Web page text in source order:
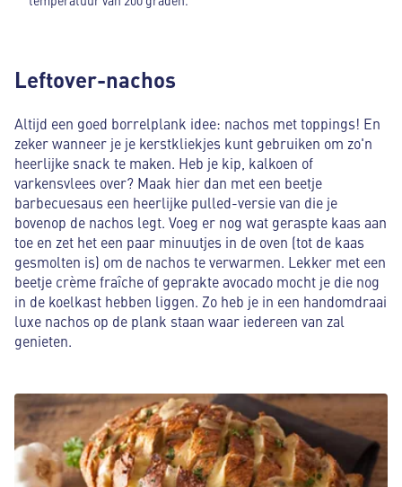
Leftover-nachos
Altijd een goed borrelplank idee: nachos met toppings! En
zeker wanneer je je kerstkliekjes kunt gebruiken om zo'n
heerlijke snack te maken. Heb je kip, kalkoen of
varkensvlees over? Maak hier dan met een beetje
barbecuesaus een heerlijke pulled-versie van die je
bovenop de nachos legt. Voeg er nog wat geraspte kaas aan
toe en zet het een paar minuutjes in de oven (tot de kaas
gesmolten is) om de nachos te verwarmen. Lekker met een
beetje crème fraîche of geprakte avocado mocht je die nog
in de koelkast hebben liggen. Zo heb je in een handomdraai
luxe nachos op de plank staan waar iedereen van zal
genieten.